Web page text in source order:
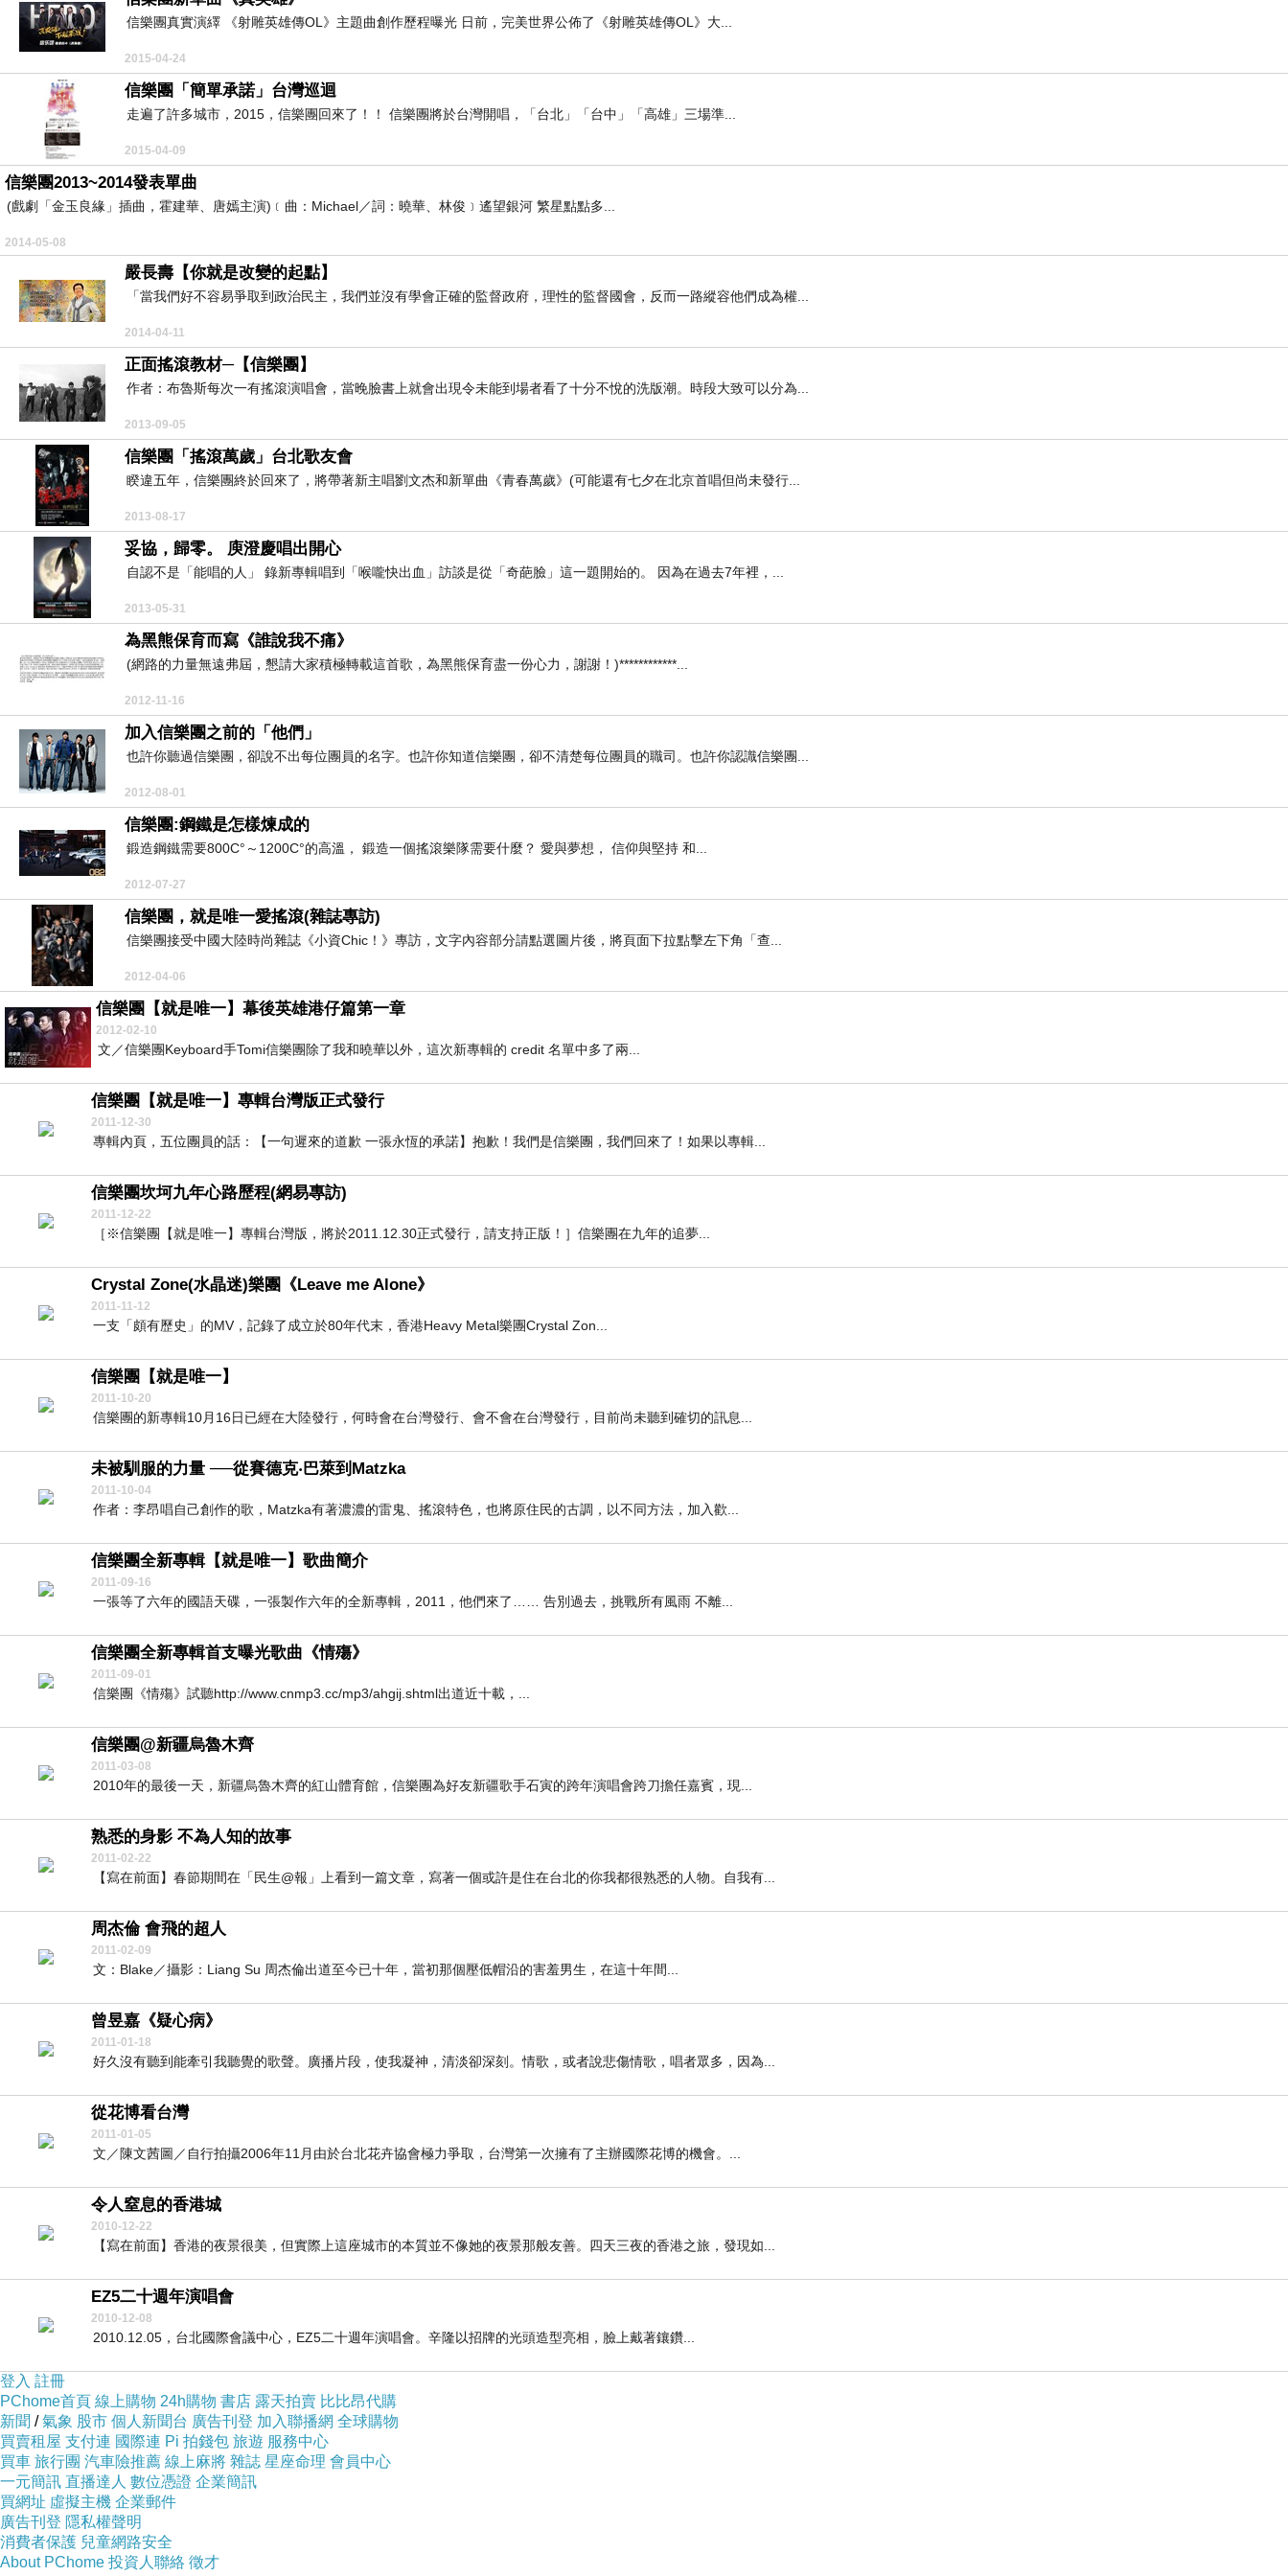
信樂團真實演繹 《射雕英雄傳OL》主題曲創作歷程曝光 日前，完美世界公佈了《射雕英雄傳OL》大...
2015-04-24
信樂團「簡單承諾」台灣巡迴
走遍了許多城市，2015，信樂團回來了！！ 信樂團將於台灣開唱，「台北」「台中」「高雄」三場準...
2015-04-09
信樂團2013~2014發表單曲
(戲劇「金玉良緣」插曲，霍建華、唐嫣主演)﹝曲：Michael／詞：曉華、林俊﹞遙望銀河 繁星點點多...
2014-05-08
嚴長壽【你就是改變的起點】
「當我們好不容易爭取到政治民主，我們並沒有學會正確的監督政府，理性的監督國會，反而一路縱容他們成為權...
2014-04-11
正面搖滾教材─【信樂團】
作者：布魯斯每次一有搖滾演唱會，當晚臉書上就會出現令未能到場者看了十分不悅的洗版潮。時段大致可以分為...
2013-09-05
信樂團「搖滾萬歲」台北歌友會
睽違五年，信樂團終於回來了，將帶著新主唱劉文杰和新單曲《青春萬歲》(可能還有七夕在北京首唱但尚未發行...
2013-08-17
妥協，歸零。 庾澄慶唱出開心
自認不是「能唱的人」 錄新專輯唱到「喉嚨快出血」訪談是從「奇葩臉」這一題開始的。 因為在過去7年裡，...
2013-05-31
為黑熊保育而寫《誰說我不痛》
(網路的力量無遠弗屆，懇請大家積極轉載這首歌，為黑熊保育盡一份心力，謝謝！)************...
2012-11-16
加入信樂團之前的「他們」
也許你聽過信樂團，卻說不出每位團員的名字。也許你知道信樂團，卻不清楚每位團員的職司。也許你認識信樂團...
2012-08-01
信樂團:鋼鐵是怎樣煉成的
鍛造鋼鐵需要800C°～1200C°的高溫， 鍛造一個搖滾樂隊需要什麼？ 愛與夢想， 信仰與堅持 和...
2012-07-27
信樂團，就是唯一愛搖滾(雜誌專訪)
信樂團接受中國大陸時尚雜誌《小資Chic！》專訪，文字內容部分請點選圖片後，將頁面下拉點擊左下角「查...
2012-04-06
信樂團【就是唯一】幕後英雄港仔篇第一章
2012-02-10
文／信樂團Keyboard手Tomi信樂團除了我和曉華以外，這次新專輯的 credit 名單中多了兩...
信樂團【就是唯一】專輯台灣版正式發行
2011-12-30
專輯內頁，五位團員的話：【一句遲來的道歉 一張永恆的承諾】抱歉！我們是信樂團，我們回來了！如果以專輯...
信樂團坎坷九年心路歷程(網易專訪)
2011-12-22
［※信樂團【就是唯一】專輯台灣版，將於2011.12.30正式發行，請支持正版！］信樂團在九年的追夢...
Crystal Zone(水晶迷)樂團《Leave me Alone》
2011-11-12
一支「頗有歷史」的MV，記錄了成立於80年代末，香港Heavy Metal樂團Crystal Zon...
信樂團【就是唯一】
2011-10-20
信樂團的新專輯10月16日已經在大陸發行，何時會在台灣發行、會不會在台灣發行，目前尚未聽到確切的訊息...
未被馴服的力量 ──從賽德克‧巴萊到Matzka
2011-10-04
作者：李昂唱自己創作的歌，Matzka有著濃濃的雷鬼、搖滾特色，也將原住民的古調，以不同方法，加入歡...
信樂團全新專輯【就是唯一】歌曲簡介
2011-09-16
一張等了六年的國語天碟，一張製作六年的全新專輯，2011，他們來了…… 告別過去，挑戰所有風雨 不離...
信樂團全新專輯首支曝光歌曲《情殤》
2011-09-01
信樂團《情殤》試聽http://www.cnmp3.cc/mp3/ahgij.shtml出道近十載，...
信樂團@新疆烏魯木齊
2011-03-08
2010年的最後一天，新疆烏魯木齊的紅山體育館，信樂團為好友新疆歌手石寅的跨年演唱會跨刀擔任嘉賓，現...
熟悉的身影 不為人知的故事
2011-02-22
【寫在前面】春節期間在「民生@報」上看到一篇文章，寫著一個或許是住在台北的你我都很熟悉的人物。自我有...
周杰倫 會飛的超人
2011-02-09
文：Blake／攝影：Liang Su 周杰倫出道至今已十年，當初那個壓低帽沿的害羞男生，在這十年間...
曾昱嘉《疑心病》
2011-01-18
好久沒有聽到能牽引我聽覺的歌聲。廣播片段，使我凝神，清淡卻深刻。情歌，或者說悲傷情歌，唱者眾多，因為...
從花博看台灣
2011-01-05
文／陳文茜圖／自行拍攝2006年11月由於台北花卉協會極力爭取，台灣第一次擁有了主辦國際花博的機會。...
令人窒息的香港城
2010-12-22
【寫在前面】香港的夜景很美，但實際上這座城市的本質並不像她的夜景那般友善。四天三夜的香港之旅，發現如...
EZ5二十週年演唱會
2010-12-08
2010.12.05，台北國際會議中心，EZ5二十週年演唱會。辛隆以招牌的光頭造型亮相，臉上戴著鑲鑽...
登入 註冊
PChome首頁 線上購物 24h購物 書店 露天拍賣 比比昂代購
新聞 /氣象 股市 個人新聞台 廣告刊登 加入聯播網 全球購物
買賣租屋 支付連 國際連 Pi 拍錢包 旅遊 服務中心
買車 旅行團 汽車險推薦 線上麻將 雜誌 星座命理 會員中心
一元簡訊 直播達人 數位憑證 企業簡訊
買網址 虛擬主機 企業郵件
廣告刊登 隱私權聲明
消費者保護 兒童網路安全
About PChome 投資人聯絡 徵才